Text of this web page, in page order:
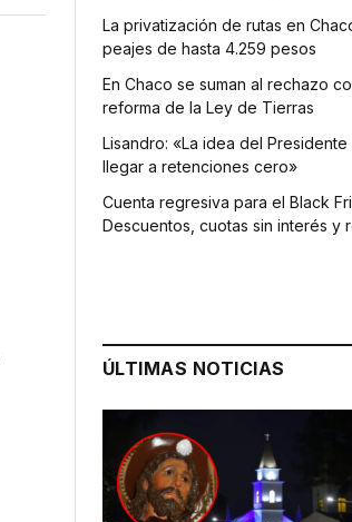
La privatización de rutas en
peajes de hasta 4.259 pesos
En Chaco se suman al rechazo
reforma de la Ley de Tierras
Lisandro: «La idea del Presidente
llegar a retenciones cero»
Cuenta regresiva para el Black
Descuentos, cuotas sin interés y
ÚLTIMAS NOTICIAS